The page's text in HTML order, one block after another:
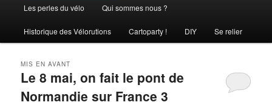
principal
Les perles du vélo Qui sommes nous ?
Historique des Vélorutions Cartoparty ! DIY Se relier
Le 8 mai, on fait le pont de
Normandie sur France 3
MIS EN AVANT